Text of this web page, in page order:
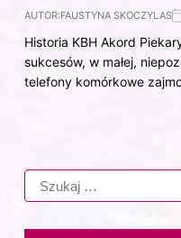
AUTOR:FAUSTYNA SKOCZYLAS
Historia KBH Akord
sukcesów, w małej,
telefony komórkowe